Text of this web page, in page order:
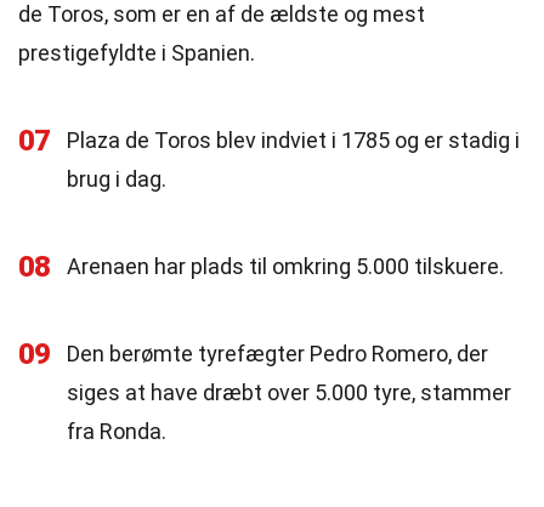
de Toros, som er en af de ældste og mest
prestigefyldte i Spanien.
07
Plaza de Toros blev indviet i 1785 og er stadig i
brug i dag.
08 Arenaen har plads til omkring 5.000 tilskuere.
09
Den berømte tyrefægter Pedro Romero, der
siges at have dræbt over 5.000 tyre, stammer
fra Ronda.